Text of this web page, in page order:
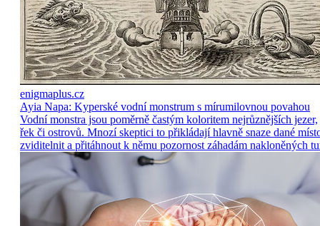
enigmaplus.cz
Ayia Napa: Kyperské vodní monstrum s mírumilovnou povahou
Vodní monstra jsou poměrně častým koloritem nejrůznějších jezer,
řek či ostrovů. Mnozí skeptici to přikládají hlavně snaze dané
zviditelnit a přitáhnout k němu pozornost záhadám nakloněných